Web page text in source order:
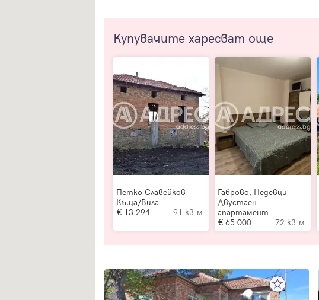
Купувачите харесват още
Петко Славейков
Къща/Вила
13 294
91 кв.м.
Габрово, Недевци
Двустаен
апартамент
65 000
72 кв.м.